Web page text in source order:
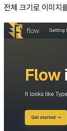
전체 크기로 이미지